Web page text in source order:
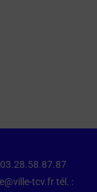
tcv.fr tél. :